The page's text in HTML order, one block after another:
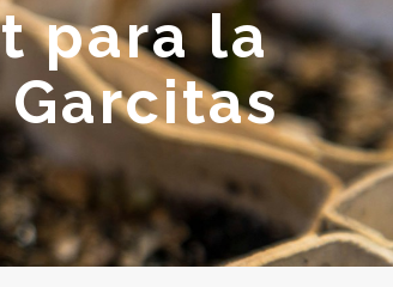
para la